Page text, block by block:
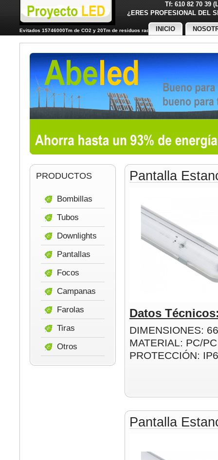
Tf: 610 82 70 39
¿ERES PROFESIONAL
Evitados 15746000Tm de CO2 y 20Tm de residuos radiactivos
INICIO
Pantalla
Datos
DIMENSIONES:
MATERIAL: PC/PC
PROTECCIÓN:
Pantalla
PRODUCTOS
Bombillas
Tubos
Downlights
Pantallas
Focos
Campanas
Farolas
Tiras
Otros